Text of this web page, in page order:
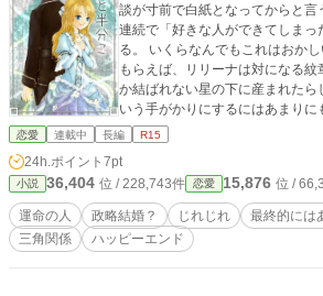
談が寸前で白紙となってからと言
連続で「好きな人ができてしま
る。 いくらなんでもこれはおかしい。腕利きの占い師に見て
もらえば、リリーナは対になる
か結ばれない星の下に産まれたら
いう手がかりにするにはあまり
れていると、王家の使いが訪ねて
えたいということだが――。 いまいち納得のいかない理由か
ら婚約者の関係になった、恋愛面
子様と、どうせなら幸せになり
の夫婦になるまでのお話。 第一部完結しました。第二部の連
載は夏以降を予定しています。 「
恋愛 連載中 長編 R15
24h.ポイント 7pt
小説 36,404 位 / 228,743件 恋愛 15,876 位 /
運命の人 政略結婚？ じれじれ 最終的には
三角関係
ハッピーエンド